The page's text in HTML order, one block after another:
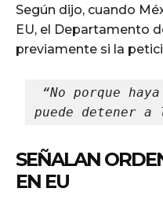
Según dijo, cuando
EU, el Departamento
previamente si la
“No porque
puede detener
SEÑALAN
EN EU